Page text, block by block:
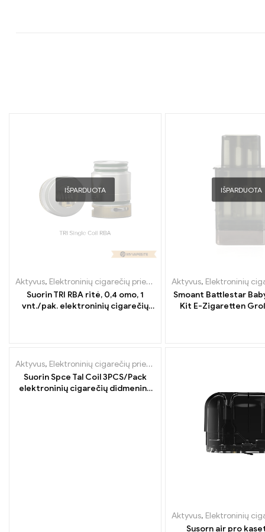
IŠPARDUOTA
Aktyvus, Elektroninių cigarečių priedai
Garintuvas
Suorin TRI RBA ritė, 0,4 omo, 1
vnt./pak. elektroninių cigarečių
IŠPARDUOTA
Aktyvus, Elektroninių
Smoant Battlestar
Kit E-Zigaretten
Aktyvus, Elektroninių cigarečių priedai
Suorin Spce Tal Coil 3PCS/Pack
elektroninių cigarečių didmeninė
Aktyvus, Elektroninių
Susorn air pro